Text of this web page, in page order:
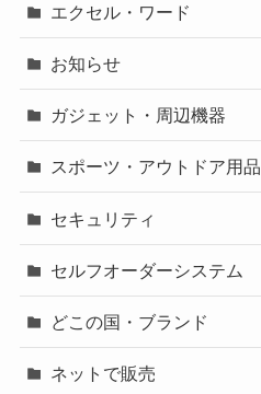
エクセル・ワード
お知らせ
ガジェット・周辺機器
スポーツ・アウトドア用品
セキュリティ
セルフオーダーシステム
どこの国・ブランド
ネットで販売